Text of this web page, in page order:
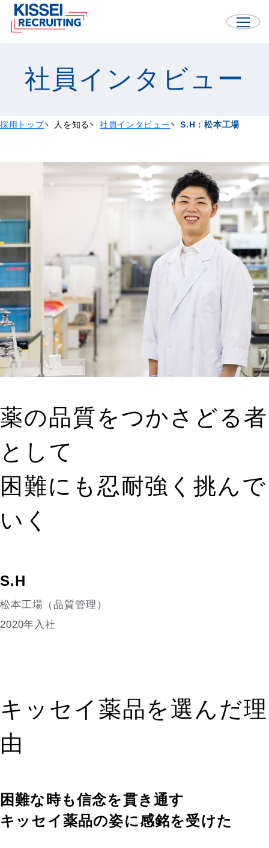
社員インタビュー
採用トップ 人を知る 社員インタビュー S.H：松本工場
薬の品質をつかさどる者
として
困難にも忍耐強く挑んで
いく
S.H
松本工場（品質管理）
2020年入社
キッセイ薬品を選んだ理
由
困難な時も信念を貫き通す
キッセイ薬品の姿に感銘を受けた